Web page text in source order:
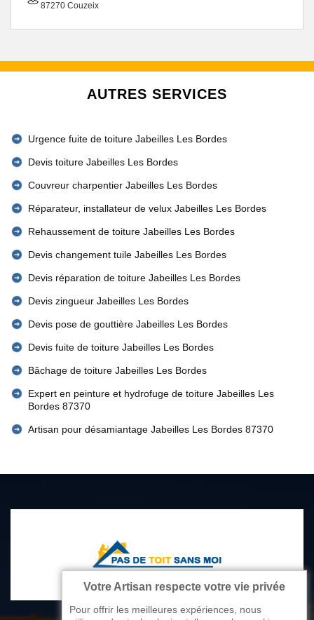
87270 Couzeix
AUTRES SERVICES
Urgence fuite de toiture Jabeilles Les Bordes
Devis toiture Jabeilles Les Bordes
Couvreur charpentier Jabeilles Les Bordes
Réparateur, installateur de velux Jabeilles Les Bordes
Rehaussement de toiture Jabeilles Les Bordes
Devis changement tuile Jabeilles Les Bordes
Devis réparation de toiture Jabeilles Les Bordes
Devis zingueur Jabeilles Les Bordes
Devis pose de gouttière Jabeilles Les Bordes
Devis fuite de toiture Jabeilles Les Bordes
Bâchage de toiture Jabeilles Les Bordes
Expert en peinture et hydrofuge de toiture Jabeilles Les
Bordes 87370
Artisan pour désamiantage Jabeilles Les Bordes 87370
Votre Artisan respecte votre vie privée
Pour offrir les meilleures expériences, nous